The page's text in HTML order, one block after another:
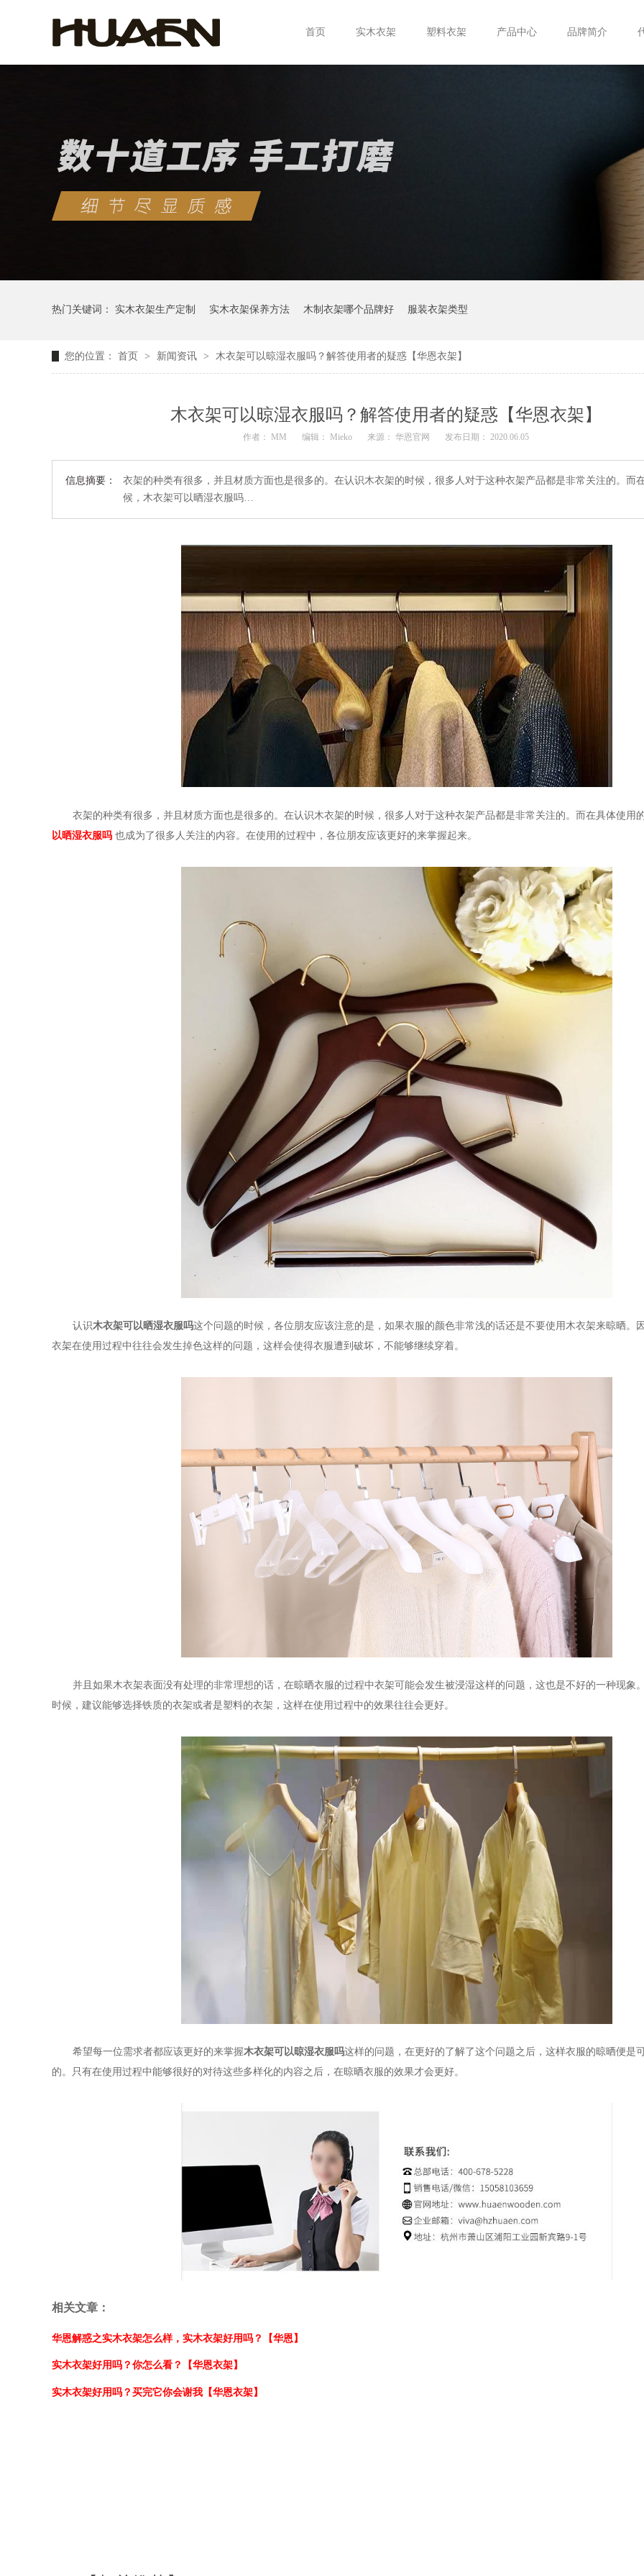
首页 实木衣架 塑料衣架 产品中心 品牌简介
热门关键词： 实木衣架生产定制 实木衣架保养方法 木制衣架哪个品牌好 服装衣架类型
您的位置： 首页 > 新闻资讯 > 木衣架可以晾湿衣服吗？解答使用者的疑惑【华恩衣架】
木衣架可以晾湿衣服吗？解答使用者的疑惑【华恩衣架】
作者： MM 编辑： Mieko 来源： 华恩官网 发布日期： 2020.06.05
信息摘要：
衣架的种类有很多，并且材质方面也是很多的。在认识木衣架的时候，很多人对于这种衣架产品都是非常关注的。而
候，木衣架可以晒湿衣服吗…
衣架的种类有很多，并且材质方面也是很多的。在认识木衣架的时候，很多人对于这种衣架产品都是非常关注的。而在具体使用
以晒湿衣服吗 也成为了很多人关注的内容。在使用的过程中，各位朋友应该更好的来掌握起来。
认识木衣架可以晒湿衣服吗这个问题的时候，各位朋友应该注意的是，如果衣服的颜色非常浅的话还是不要使用木衣架来晾晒。
衣架在使用过程中往往会发生掉色这样的问题，这样会使得衣服遭到破坏，不能够继续穿着。
并且如果木衣架表面没有处理的非常理想的话，在晾晒衣服的过程中衣架可能会发生被浸湿这样的问题，这也是不好的一种现象
时候，建议能够选择铁质的衣架或者是塑料的衣架，这样在使用过程中的效果往往会更好。
希望每一位需求者都应该更好的来掌握木衣架可以晾湿衣服吗这样的问题，在更好的了解了这个问题之后，这样衣服的晾晒便是
的。只有在使用过程中能够很好的对待这些多样化的内容之后，在晾晒衣服的效果才会更好。
相关文章：
华恩解惑之实木衣架怎么样，实木衣架好用吗？【华恩】
实木衣架好用吗？你怎么看？【华恩衣架】
实木衣架好用吗？买完它你会谢我【华恩衣架】